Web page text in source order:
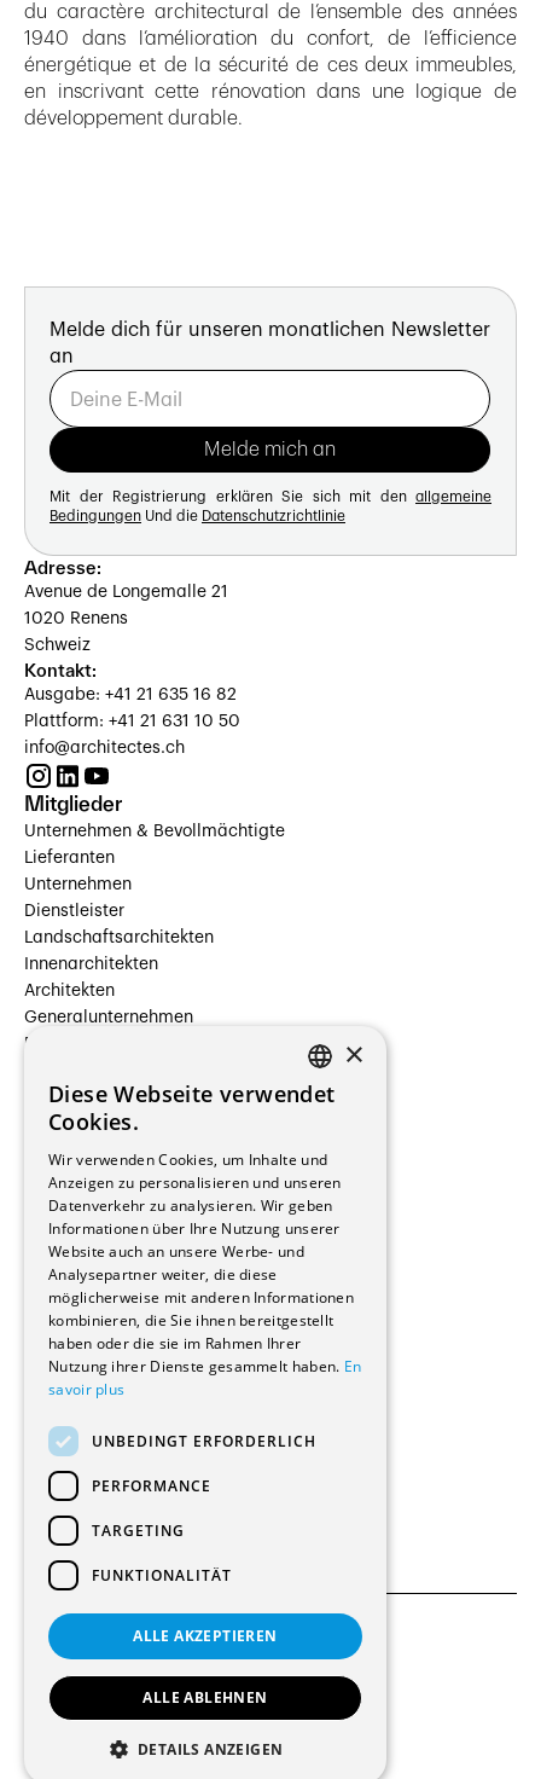
du caractère architectural de l’ensemble des années
1940 dans l’amélioration du confort, de l’efficience
énergétique et de la sécurité de ces deux immeubles,
en inscrivant cette rénovation dans une logique de
développement durable.
Melde dich für unseren monatlichen Newsletter
an
Mit der Registrierung erklären Sie sich mit den allgemeine
Bedingungen Und die Datenschutzrichtlinie
Adresse:
Avenue de Longemalle 21
1020 Renens
Schweiz
Kontakt:
Ausgabe: +41 21 635 16 82
Plattform: +41 21 631 10 50
info@architectes.ch
Mitglieder
Unternehmen & Bevollmächtigte
Lieferanten
Unternehmen
Dienstleister
Landschaftsarchitekten
Innenarchitekten
Architekten
Generalunternehmen
Beauftragte Unternehmen
Hersteller/Lieferanten
Bauherrschaften
Immobilienverwaltungsgesellschaften
Stockwerkeigentum
Reportagen
Wohnungen
Renovierungen
Innere Umbauten
Gastgewerbe und Tourismus
Verwaltungsgebäude und Geschäfte
Schuleinrichtungen
Medizinische Einrichtungen
Kultur - Sport - Freizeit
Industrie - Handwerk
Transport und Parkplätze
Diverse Bauten
© 2026 Alle Rechte vorbehalten
Allgemeine Bedingungen
FRENCH
×
Diese Webseite verwendet
Cookies.
Wir verwenden Cookies, um Inhalte und
Anzeigen zu personalisieren und unseren
Datenverkehr zu analysieren. Wir geben
Informationen über Ihre Nutzung unserer
Website auch an unsere Werbe- und
Analysepartner weiter, die diese
möglicherweise mit anderen Informationen
kombinieren, die Sie ihnen bereitgestellt
haben oder die sie im Rahmen Ihrer
Nutzung ihrer Dienste gesammelt haben. En
savoir plus
UNBEDINGT ERFORDERLICH
PERFORMANCE
TARGETING
FUNKTIONALITÄT
ALLE AKZEPTIEREN
ALLE ABLEHNEN
DETAILS ANZEIGEN